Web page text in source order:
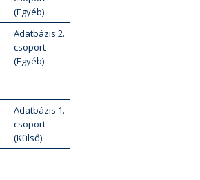
(Egyéb)
Adatbázis 2.
csoport
(Egyéb)
Adatbázis 1.
csoport
(Külső)